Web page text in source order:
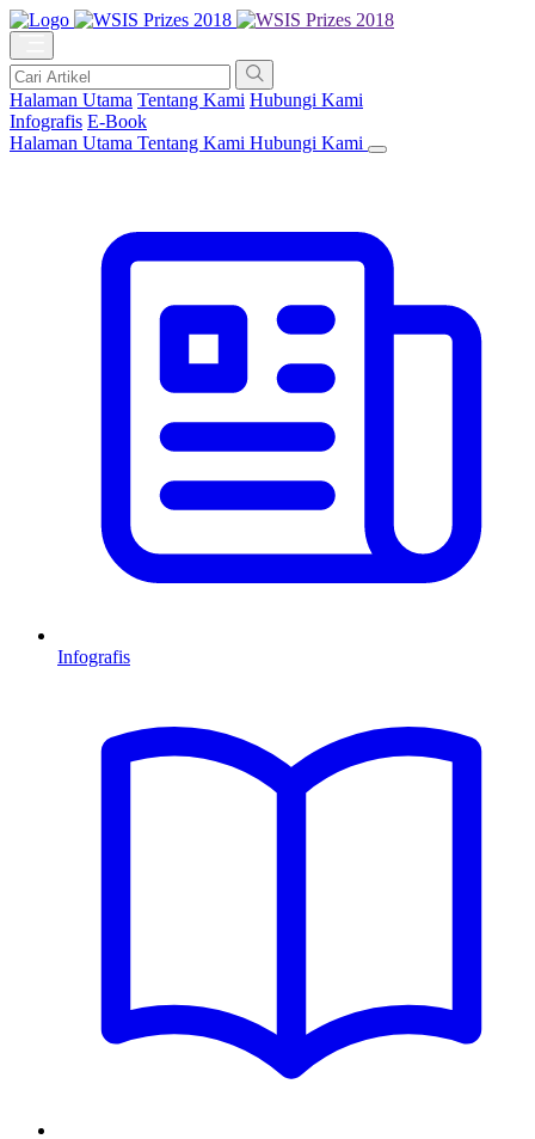
Halaman Utama Tentang Kami Hubungi Kami
Infografis E-Book
Halaman Utama Tentang Kami Hubungi Kami
Infografis